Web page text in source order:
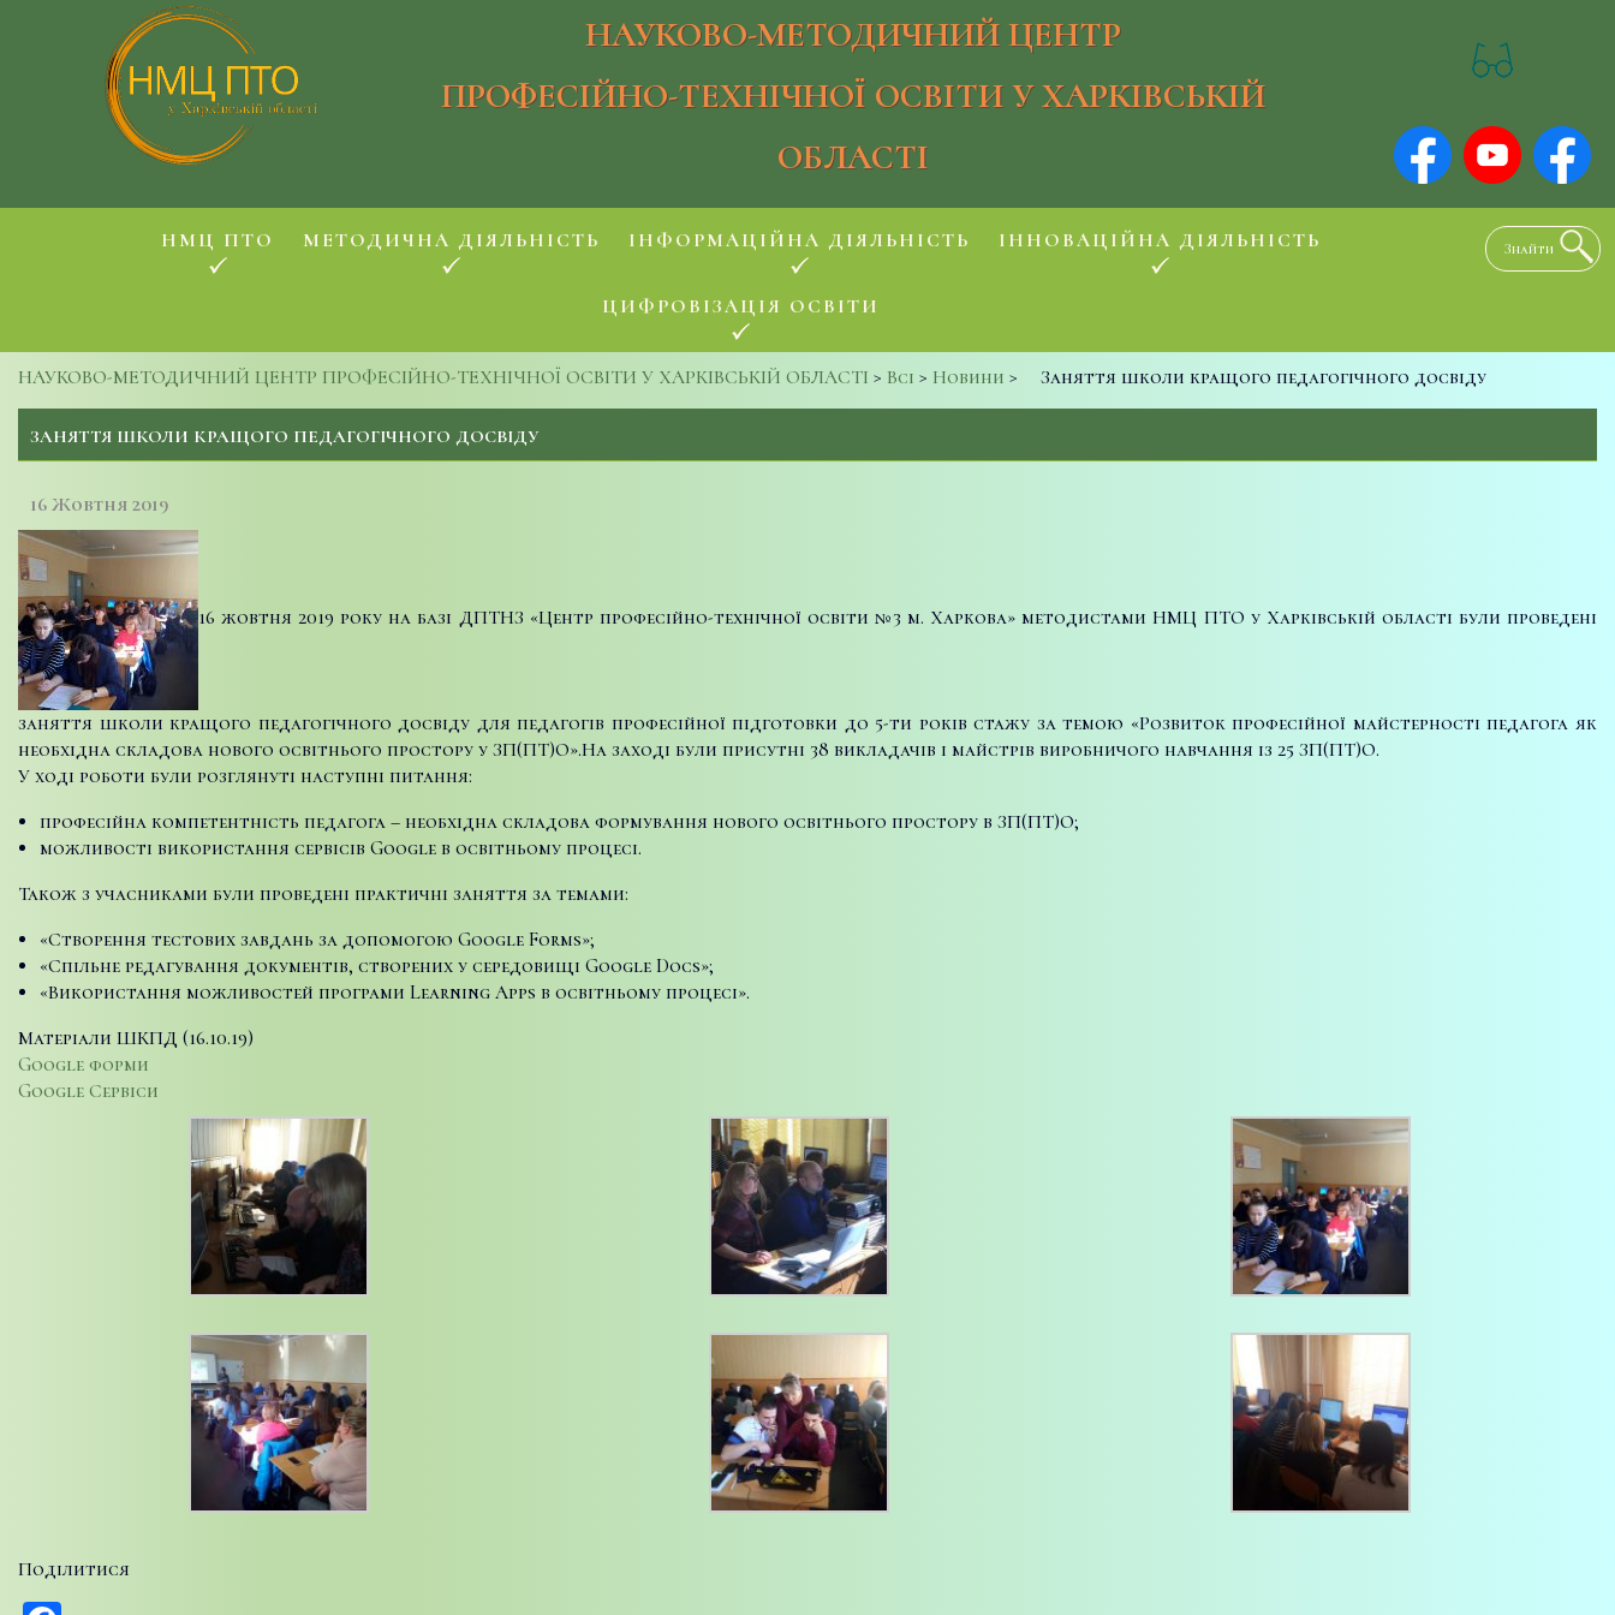
НАУКОВО-МЕТОДИЧНИЙ ЦЕНТР
ПРОФЕСІЙНО-ТЕХНІЧНОЇ ОСВІТИ У ХАРКІВСЬКІЙ
ОБЛАСТІ
НМЦ ПТО МЕТОДИЧНА ДІЯЛЬНІСТЬ ІНФОРМАЦІЙНА ДІЯЛЬНІСТЬ ІННОВАЦІЙНА ДІЯЛЬНІСТЬ
ЦИФРОВІЗАЦІЯ ОСВІТИ
НАУКОВО-МЕТОДИЧНИЙ ЦЕНТР ПРОФЕСІЙНО-ТЕХНІЧНОЇ ОСВІТИ У ХАРКІВСЬКІЙ ОБЛАСТІ > Всі > Новини > Заняття школи кращого педагогічного досвіду
ЗАНЯТТЯ ШКОЛИ КРАЩОГО ПЕДАГОГІЧНОГО ДОСВІДУ
16 Жовтня 2019
16 жовтня 2019 року на базі ДПТНЗ «Центр професійно-технічної освіти №3 м. Харкова» методистами НМЦ ПТО у Харківській області були проведені
заняття школи кращого педагогічного досвіду для педагогів професійної підготовки до 5-ти років стажу за темою «Розвиток професійної майстерності педагога як
необхідна складова нового освітнього простору у ЗП(ПТ)О».На заході були присутні 38 викладачів і майстрів виробничого навчання із 25 ЗП(ПТ)О.
У ході роботи були розглянуті наступні питання:
професійна компетентність педагога – необхідна складова формування нового освітнього простору в ЗП(ПТ)О;
можливості використання сервісів Google в освітньому процесі.
Також з учасниками були проведені практичні заняття за темами:
«Створення тестових завдань за допомогою Google Forms»;
«Спільне редагування документів, створених у середовищі Google Docs»;
«Використання можливостей програми Learning Apps в освітньому процесі».
Матеріали ШКПД (16.10.19)
Google форми
Google Сервіси
Поділитися